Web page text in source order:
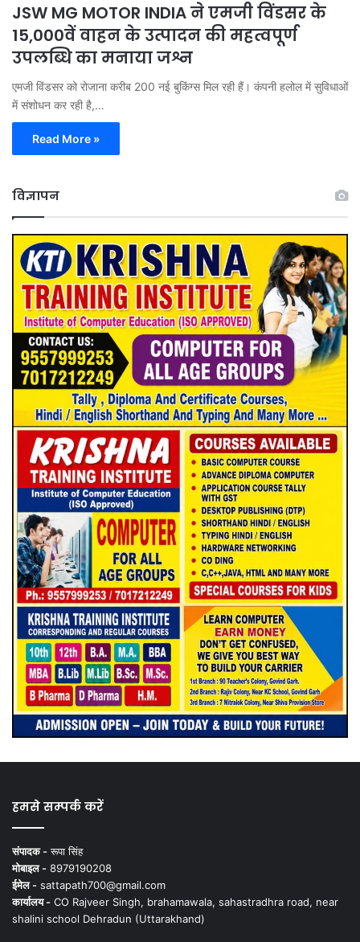
JSW MG MOTOR INDIA ने एमजी विंडसर के
15,000वें वाहन के उत्पादन की महत्वपूर्ण
उपलब्धि का मनाया जश्न
एमजी विंडसर को रोजाना करीब 200 नई बुकिंग्स मिल रही हैं। कंपनी हलोल में सुविधाओं
में संशोधन कर रही है,…
Read More »
विज्ञापन
हमसे सम्पर्क करें
संपादक -रूपा सिंह
मोबाइल - 8979190208
ईमेल - sattapath700@gmail.com
कार्यालय - CO Rajveer Singh, brahamawala, sahastradhra road, near
shalini school Dehradun (Uttarakhand)